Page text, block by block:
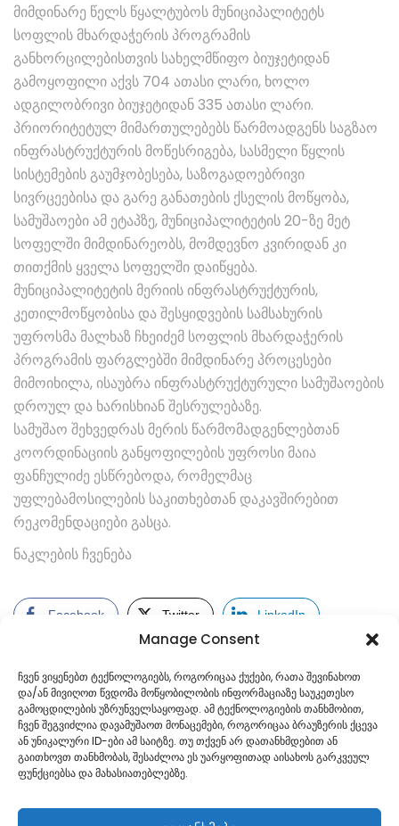
Manage Consent
ჩვენ ვიყენებთ ტექნოლოგიებს, როგორიცაა ქუქები, რათა შევინახოთ
და/ან მივიღოთ წვდომა მოწყობილობის ინფორმაციაზე საუკეთესო
გამოცდილების უზრუნველსაყოფად. ამ ტექნოლოგიების თანხმობით,
ჩვენ შეგვიძლია დავამუშაოთ მონაცემები, როგორიცაა ბრაუზერის ქცევა
ან უნიკალური ID-ები ამ საიტზე. თუ თქვენ არ დათანხმდებით ან
გაითხოვთ თანხმობას, შესაძლოა ეს უარყოფითად აისახოს გარკვეულ
ფუნქციებსა და მახასიათებლებზე.
მიმდინარე წელს წყალტუბოს მუნიციპალიტეტს
სოფლის მხარდაჭერის პროგრამის
განხორცილებისთვის სახელმწიფო ბიუჯეტიდან
გამოყოფილი აქვს 704 ათასი ლარი, ხოლო
ადგილობრივი ბიუჯეტიდან 335 ათასი ლარი.
პრიორიტეტულ მიმართულებებს წარმოადგენს საგზაო
ინფრასტრუქტურის მოწესრიგება, სასმელი წყლის
სისტემების გაუმჯობესება, საზოგადოებრივი
სივრცეებისა და გარე განათების ქსელის მოწყობა,
სამუშაოები ამ ეტაპზე, მუნიციპალიტეტის 20-ზე მეტ
სოფელში მიმდინარეობს, მომდევნო კვირიდან კი
თითქმის ყველა სოფელში დაიწყება.
მუნიციპალიტეტის მერიის ინფრასტრუქტურის,
კეთილმოწყობისა და შესყიდვების სამსახურის
უფროსმა მალხაზ ჩხეიძემ სოფლის მხარდაჭერის
პროგრამის ფარგლებში მიმდინარე პროცესები
მიმოიხილა, ისაუბრა ინფრასტრუქტურული სამუშაოების
დროულ და ხარისხიან შესრულებაზე.
სამუშაო შეხვედრას მერის წარმომადგენლებთან
კოორდინაციის განყოფილების უფროსი მაია
ფანჩულიძე ესწრებოდა, რომელმაც
უფლებამოსილების საკითხებთან დაკავშირებით
რეკომენდაციები გასცა.
ნაკლების ჩვენება
Facebook Twitter LinkedIn